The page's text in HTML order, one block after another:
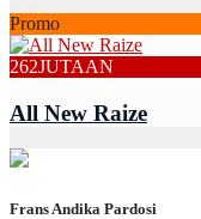
Promo
262JUTAAN
All New Raize
Frans Andika Pardosi